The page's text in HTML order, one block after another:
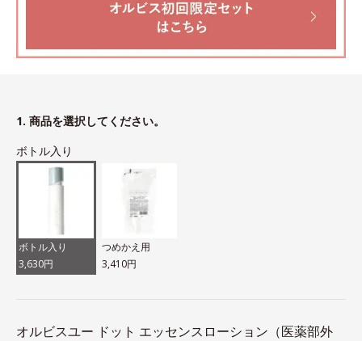
1. 商品を選択してください。
ボトル入り
ボトル入り
3,630円
つめかえ用
3,410円
オルビスユー ドット エッセンスローション（医薬部外